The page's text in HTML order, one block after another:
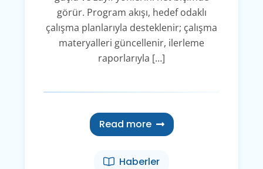
görür. Program akışı, hedef odaklı
çalışma planlarıyla desteklenir; çalışma
materyalleri güncellenir, ilerleme
raporlarıyla […]
Read more
Haberler